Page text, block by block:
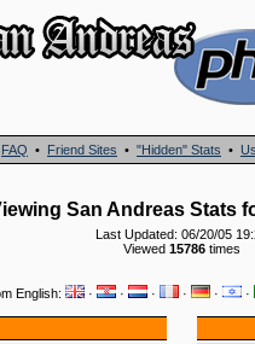
FAQ • Friend Sites • "Hidden" Stats •
San Andreas Stats
Last Updated: 06/20/05
Viewed 15786times
English: · · · · · ·